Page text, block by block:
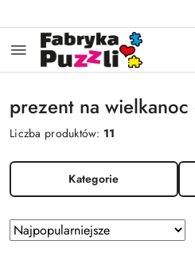
prezent na
Liczba produktów: 11
Kategorie
Zastosowano
sortowanie:
Sortuj
według